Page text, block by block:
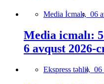
Media İcmalı, 06
Media icmalı:
6 avqust 2026-
Ekspress təhlil, 06